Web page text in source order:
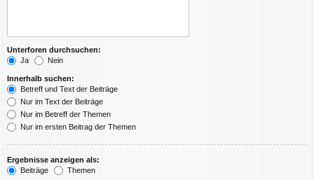
Unterforen durchsuchen:
Ja
Nein
Innerhalb suchen:
Betreff und Text der Beiträge
Nur im Text der Beiträge
Nur im Betreff der Themen
Nur im ersten Beitrag der Themen
Ergebnisse anzeigen als:
Beiträge
Themen